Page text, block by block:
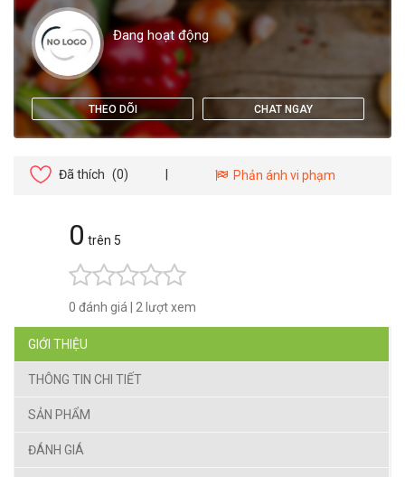
Đang hoạt động
THEO DÕI CHAT NGAY
Đã thích (0) Phản ánh vi phạm
0 trên 5
0 đánh giá 2 lượt xem
GIỚI THIỆU
THÔNG TIN CHI TIẾT
SẢN PHẨM
ĐÁNH GIÁ